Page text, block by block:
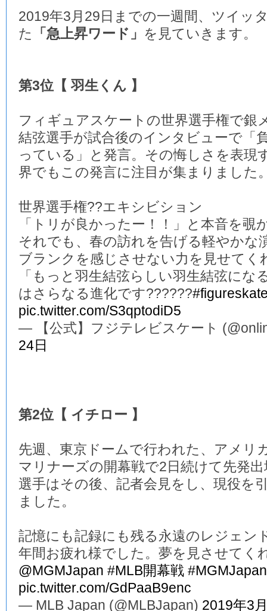
2019年3月29日までの一週間、ツイッ
た
「急上昇ワード」 を見ていきます。
第3位【 羽生くん 】
フィギュアスケートの世界選手権で銀
結弦選手が試合後のインタビューで「
っている」と発言。その悔しさを表現
界でもこの発言に注目が集まりました
世界選手権??エキシビション
「トリが良かったー！！」と本音を覗
それでも、春の訪れを告げる軽やかな
ブランクを感じさせない力を見せてく
「もっと羽生結弦らしい羽生結弦に
はさらなる進化です??????
pic.twitter.com/S3qptodiD5
— 【公式】フジテレビスケート
24日
第2位【 イチロー 】
先週、東京ドームで行われた、アメリ
マリナーズの開幕戦で2日続けて先発
選手はその後、記者会見をし、現役を
ました。
記憶にも記録にも残る永遠のレジェン
年間お疲れ様でした。夢を見させてく
@MGMJapan #MLB開幕戦 #MGMJapan
pic.twitter.com/GdPaaB9enc
— MLB Japan (@MLBJapan) 2019年3